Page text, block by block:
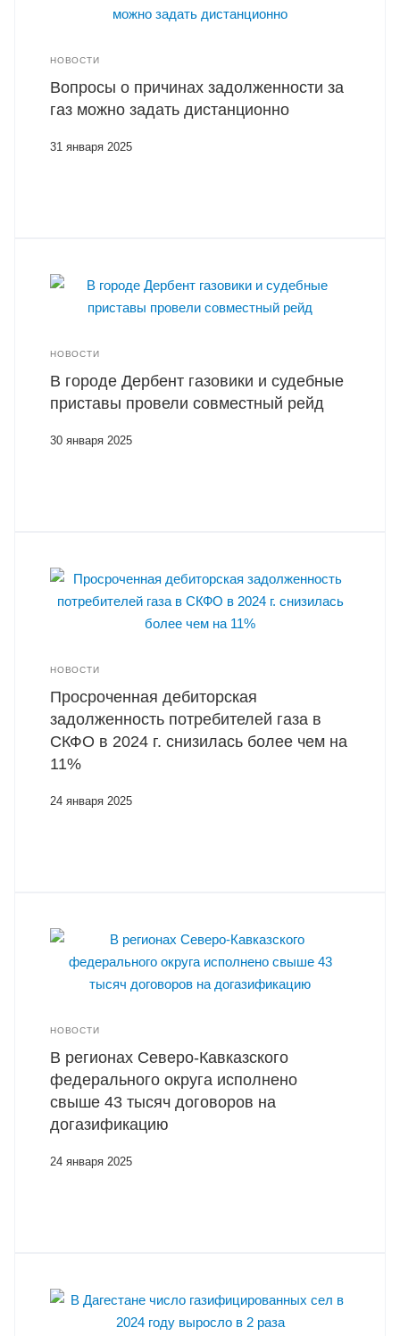
НОВОСТИ
Вопросы о причинах задолженности за
газ можно задать дистанционно
31 января 2025
НОВОСТИ
В городе Дербент газовики и судебные
приставы провели совместный рейд
30 января 2025
НОВОСТИ
Просроченная дебиторская
задолженность потребителей газа в
СКФО в 2024 г. снизилась более чем на
11%
24 января 2025
НОВОСТИ
В регионах Северо-Кавказского
федерального округа исполнено
свыше 43 тысяч договоров на
догазификацию
24 января 2025